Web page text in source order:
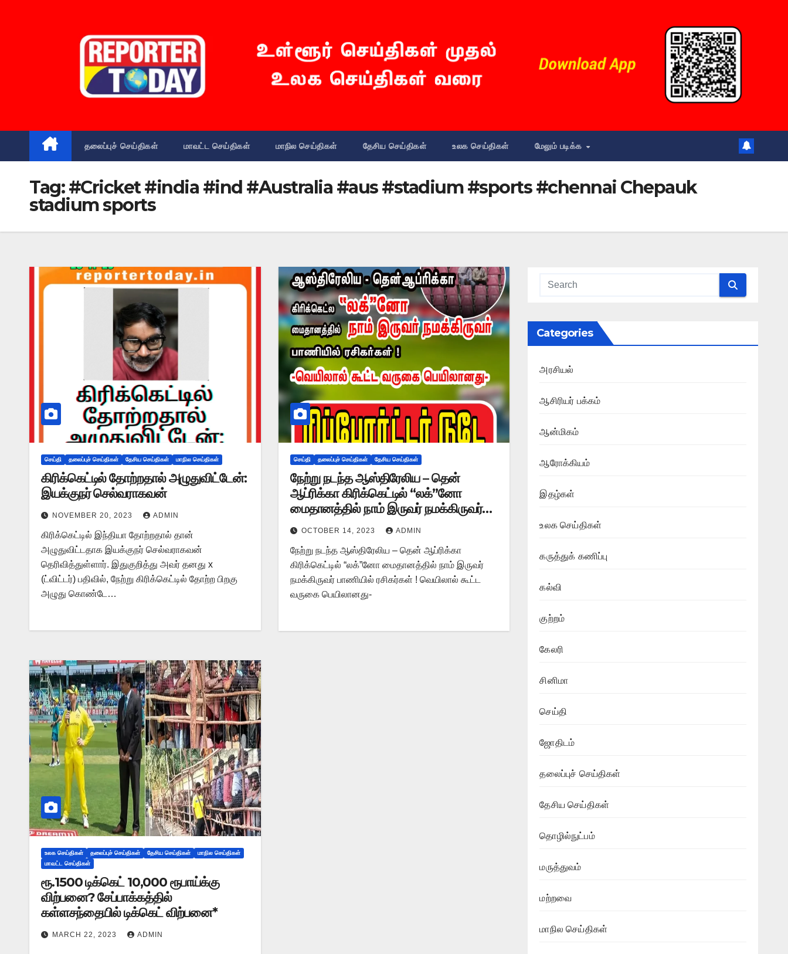
தலைப்புச் செய்திகள் மாவட்ட செய்திகள் மாநில செய்திகள் தேசிய செய்திகள் உலக செய்திகள் மேலும் படிக்க
Tag:#Cricket #india #ind #Australia #aus #stadium #sports #chennai Chepauk
stadium sports
செய்தி தலைப்புச் செய்திகள் தேசிய செய்திகள் மாநில செய்திகள்
கிரிக்கெட்டில் தோற்றதால் அழுதுவிட்டேன்:
இயக்குநர் செல்வராகவன்
NOVEMBER 20, 2023 ADMIN
கிரிக்கெட்டில் இந்தியா தோற்றதால் தான்
அழுதுவிட்டதாக இயக்குநர் செல்வராகவன்
தெரிவித்துள்ளார். இதுகுறித்து அவர் தனது x
(ட்விட்டர்) பதிவில், நேற்று கிரிக்கெட்டில் தோற்ற பிறகு
அழுது கொண்டே…
செய்தி தலைப்புச் செய்திகள் தேசிய செய்திகள்
நேற்று நடந்த ஆஸ்திரேலிய – தென்
ஆப்ரிக்கா கிரிக்கெட்டில் “லக்”னோ
மைதானத்தில் நாம் இருவர் நமக்கிருவர்
பாணியில் ரசிகர்கள் ! வெயிலால் கூட்ட
வருகை பெயிலானது-
OCTOBER 14, 2023 ADMIN
நேற்று நடந்த ஆஸ்திரேலிய – தென் ஆப்ரிக்கா
கிரிக்கெட்டில் “லக்”னோ மைதானத்தில் நாம் இருவர்
நமக்கிருவர் பாணியில் ரசிகர்கள் ! வெயிலால் கூட்ட
வருகை பெயிலானது-
உலக செய்திகள் தலைப்புச் செய்திகள் தேசிய செய்திகள்
மாநில செய்திகள்
மாவட்ட செய்திகள்
ரூ.1500 டிக்கெட் 10,000 ரூபாய்க்கு
விற்பனை? சேப்பாக்கத்தில்
கள்ளசந்தையில் டிக்கெட் விற்பனை*
MARCH 22, 2023 ADMIN
Categories
அரசியல்
ஆசிரியர் பக்கம்
ஆன்மிகம்
ஆரோக்கியம்
இதழ்கள்
உலக செய்திகள்
கருத்துக் கணிப்பு
கல்வி
குற்றம்
கேலரி
சினிமா
செய்தி
ஜோதிடம்
தலைப்புச் செய்திகள்
தேசிய செய்திகள்
தொழில்நுட்பம்
மருத்துவம்
மற்றவை
மாநில செய்திகள்